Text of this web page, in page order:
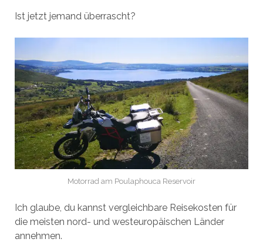
Ist jetzt jemand überrascht?
Motorrad am Poulaphouca Reservoir
Ich glaube, du kannst vergleichbare Reisekosten für
die meisten nord- und westeuropäischen Länder
annehmen.